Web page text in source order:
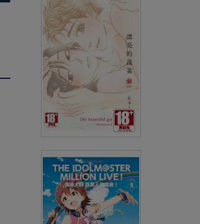
NT$140 90折 NT$126 (
漂亮的蔬菜(03)完
NT$130 90折 NT$117 (USD3.88)